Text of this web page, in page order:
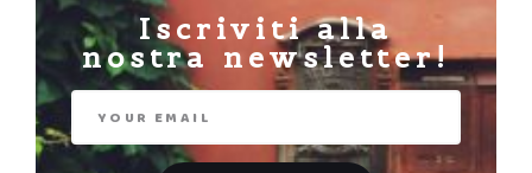
Iscriviti alla
nostra newsletter!